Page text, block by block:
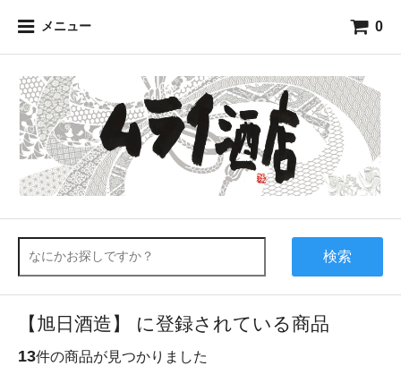
メニュー 0
検索
【旭日酒造】 に登録されている商品
13件の商品が見つかりました